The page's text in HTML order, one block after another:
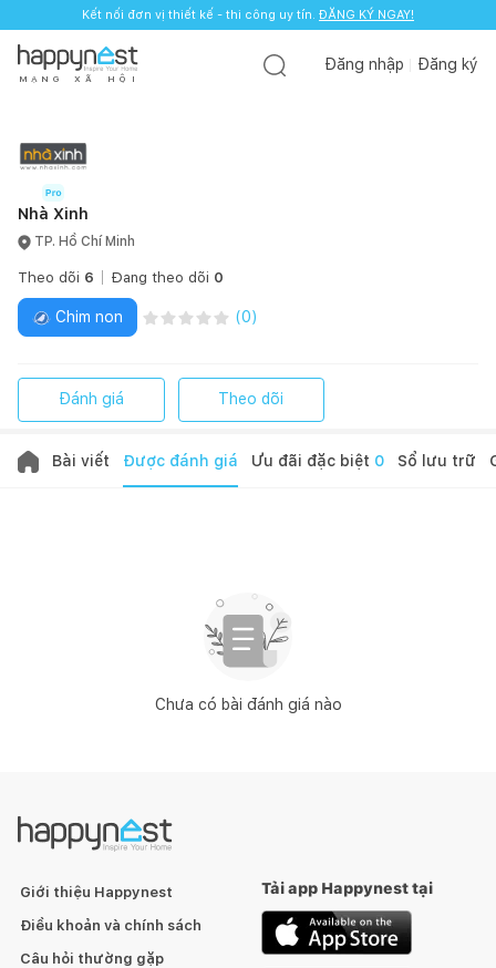
Kết nối đơn vị thiết kế - thi công uy tín. ĐĂNG KÝ NGAY!
M Ạ N G X Ã H Ộ I
Đăng nhập Đăng ký
Nhà Xinh
TP. Hồ Chí Minh
Theo dõi 6 Đang theo dõi 0
Chim non (0)
Đánh giá Theo dõi
Bài viết Được đánh giá Ưu đãi đặc biệt 0 Sổ lưu trữ
Chưa có bài đánh giá nào
Giới thiệu Happynest
Điều khoản và chính sách
Câu hỏi thường gặp
Tải app Happynest tại